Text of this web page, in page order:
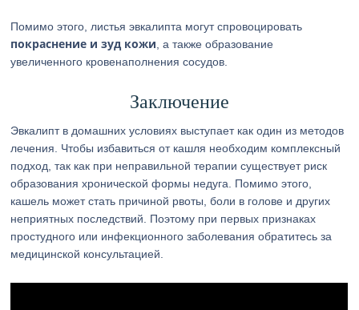
Помимо этого, листья эвкалипта могут спровоцировать
покраснение и зуд кожи , а также образование
увеличенного кровенаполнения сосудов.
Заключение
Эвкалипт в домашних условиях выступает как один из методов
лечения. Чтобы избавиться от кашля необходим комплексный
подход, так как при неправильной терапии существует риск
образования хронической формы недуга. Помимо этого,
кашель может стать причиной рвоты, боли в голове и других
неприятных последствий. Поэтому при первых признаках
простудного или инфекционного заболевания обратитесь за
медицинской консультацией.